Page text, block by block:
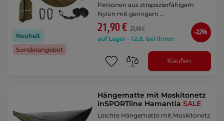
Neuheit
Sonderangebot
Personen aus strapazierfähigem
Nylon mit geringem …
21,90 € 27,90 €
auf Lager – 12.8. bei Ihnen
-22%
Kaufen
Hängematte mit Moskitonetz
inSPORTline HamantiaSALE
Leichte Hängematte mit Moskitonetz